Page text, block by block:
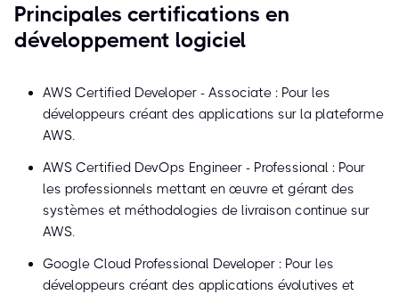
Principales certifications en
développement logiciel
AWS Certified Developer - Associate : Pour les
développeurs créant des applications sur la plateforme
AWS.
AWS Certified DevOps Engineer - Professional : Pour
les professionnels mettant en œuvre et gérant des
systèmes et méthodologies de livraison continue sur
AWS.
Google Cloud Professional Developer : Pour les
développeurs créant des applications évolutives et